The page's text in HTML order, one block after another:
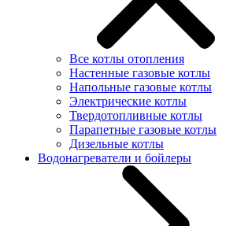
Все котлы отопления
Настенные газовые котлы
Напольные газовые котлы
Электрические котлы
Твердотопливные котлы
Парапетные газовые котлы
Дизельные котлы
Водонагреватели и бойлеры